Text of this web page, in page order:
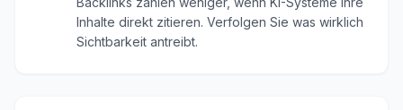
Inhalte direkt zitieren. Verfolgen Sie was wirklich
Sichtbarkeit antreibt.